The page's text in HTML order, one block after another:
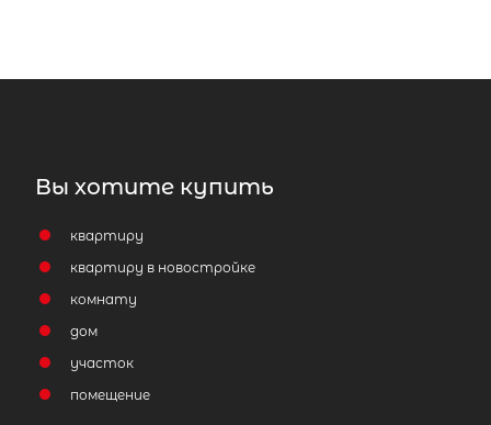
Вы хотите купить
квартиру
квартиру в новостройке
комнату
дом
участок
помещение